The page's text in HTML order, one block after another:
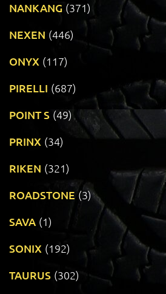
NANKANG (371)
NEXEN (446)
ONYX (117)
PIRELLI (687)
POINT S (49)
PRINX (34)
RIKEN (321)
ROADSTONE (3)
SAVA (1)
SONIX (192)
TAURUS (302)